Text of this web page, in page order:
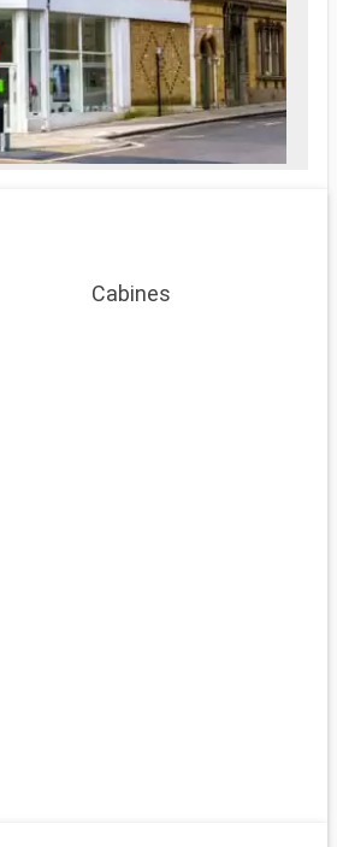
Cabines